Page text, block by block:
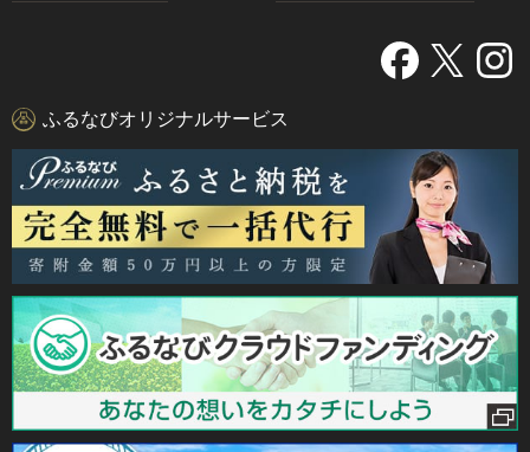
ふるなびオリジナルサービス